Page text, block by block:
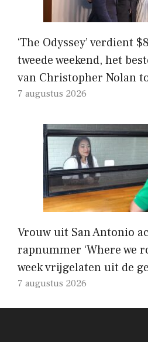
‘The Odyssey’ verdient
tweede weekend, het
van Christopher Nolan
7 augustus 2026
Vrouw uit San Antonio
rapnummer ‘Where we
week vrijgelaten uit de
7 augustus 2026